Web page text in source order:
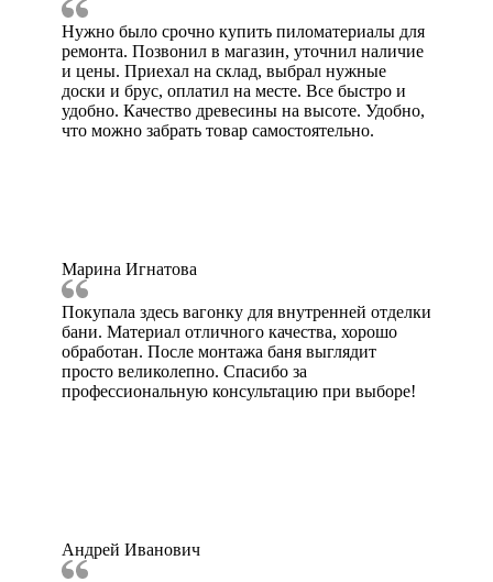
Нужно было срочно купить пиломатериалы для
ремонта. Позвонил в магазин, уточнил наличие
и цены. Приехал на склад, выбрал нужные
доски и брус, оплатил на месте. Все быстро и
удобно. Качество древесины на высоте. Удобно,
что можно забрать товар самостоятельно.
Марина Игнатова
Покупала здесь вагонку для внутренней отделки
бани. Материал отличного качества, хорошо
обработан. После монтажа баня выглядит
просто великолепно. Спасибо за
профессиональную консультацию при выборе!
Андрей Иванович